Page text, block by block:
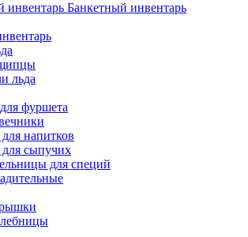
Банкетный инвентарь
льда
фуршета
напитков
сыпучих
для специй